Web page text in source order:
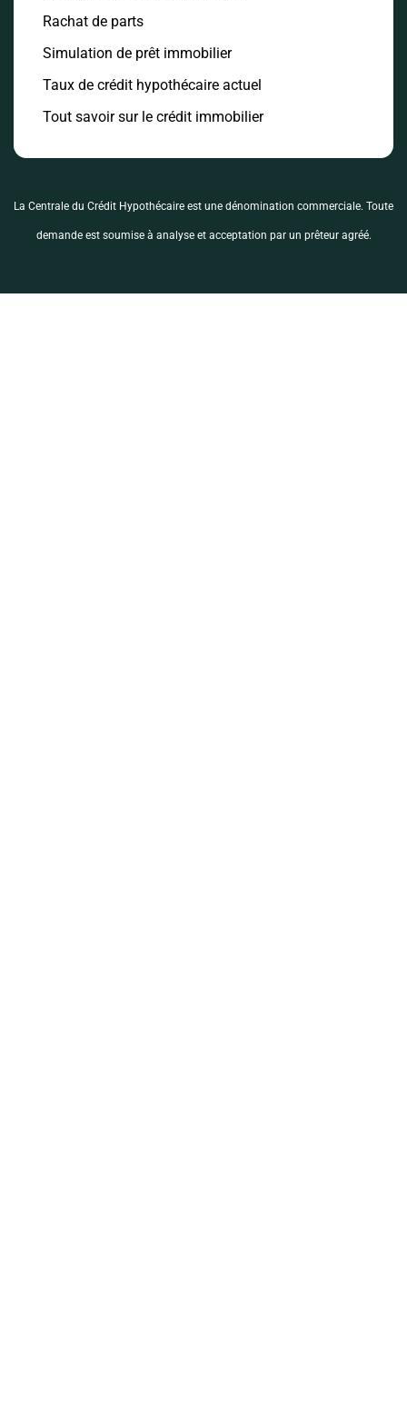
Rachat de parts
Simulation de prêt immobilier
Taux de crédit hypothécaire actuel
Tout savoir sur le crédit immobilier
La Centrale du Crédit Hypothécaire est une dénomination commerciale. Toute
demande est soumise à analyse et acceptation par un prêteur agréé.